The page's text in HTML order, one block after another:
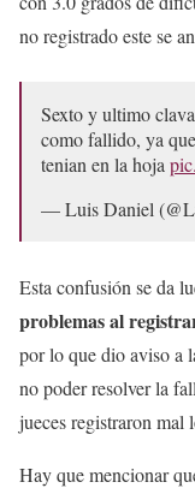
no registrado este se
Sexto y ultimo
como fallido, ya
tenian en la hoja
— Luis Daniel
Esta confusión se da
problemas al
por lo que dio aviso a
no poder resolver la
jueces registraron mal
Hay que mencionar